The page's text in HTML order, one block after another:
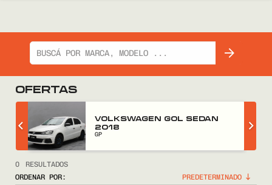
OFERTAS
VOLKSWAGEN GOL SEDAN
2018
GP
0
RESULTADOS
ORDENAR POR: